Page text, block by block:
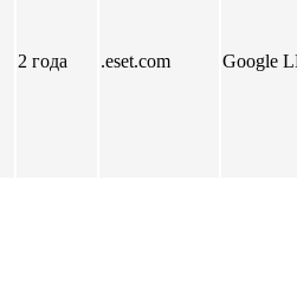
2 года .eset.com Google